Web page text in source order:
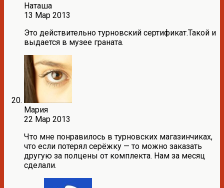
Наташа
13 Мар 2013
Это действительно турновский сертификат.Такой и
выдается в музее граната.
Мария
22 Мар 2013
Что мне понравилось в турновских магазинчиках,
что если потерял серёжку — то можно заказать
другую за полцены от комплекта. Нам за месяц
сделали.